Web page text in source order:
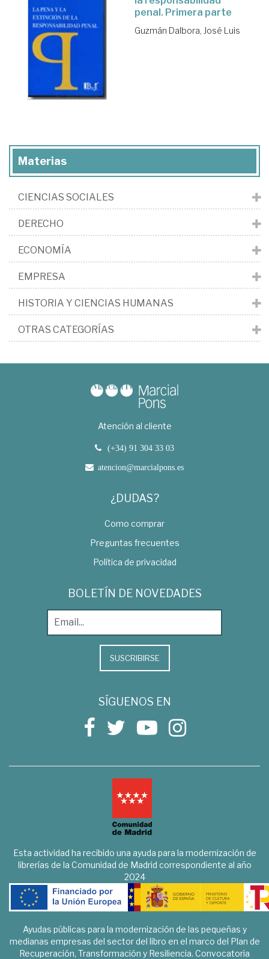
penal. Primera parte
Guzmán Dalbora, José Luis
Materias
CIENCIAS SOCIALES
DERECHO
ECONOMÍA
EMPRESA
HISTORIA Y CIENCIAS HUMANAS
OTRAS CATEGORÍAS
Atención al cliente
(+34) 91 304 33 03
atencion@marcialpons.es
¿DUDAS?
Como comprar
Preguntas frecuentes
Política de privacidad
BOLETÍN DE NOVEDADES
SUSCRIBIRSE
SÍGUENOS EN
Esta actividad ha recibido una ayuda para la modernización de
librerías de la Comunidad de Madrid correspondiente al año
2024
Ayudas públicas para la modernización de las pequeñas y
medianas empresas del sector del libro en el marco del Plan de
Recuperación, Transformación y Resiliencia. Convocatoria